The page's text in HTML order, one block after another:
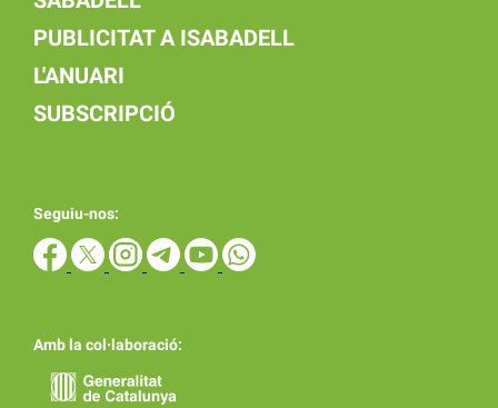
PUBLICITAT A ISABADELL
L'ANUARI
SUBSCRIPCIÓ
Seguiu-nos:
Amb la col·laboració: